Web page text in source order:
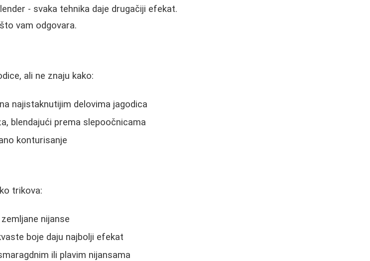
- svaka tehnika daje drugačiji efekat.
vam odgovara.
ali ne znaju kako:
najistaknutijim delovima jagodica
blendajući prema slepoočnicama
konturisanje
trikova:
nijanse
boje daju najbolji efekat
ili plavim nijansama